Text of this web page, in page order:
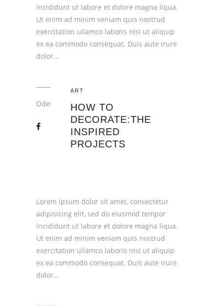
incididunt ut labore et dolore magna liqua.
Ut enim ad minim veniam quis nostrud
exercitation ullamco laboris nisi ut aliquip
ex ea commodo consequat. Duis aute irure
dolor
Odeta
ART
HOW TO
DECORATE:THE
INSPIRED
PROJECTS
Lorem ipsum dolor sit amet, consectetur
adipisicing elit, sed do eiusmod tempor
incididunt ut labore et dolore magna liqua.
Ut enim ad minim veniam quis nostrud
exercitation ullamco laboris nisi ut aliquip
ex ea commodo consequat. Duis aute irure
dolor